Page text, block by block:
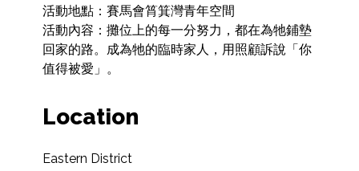
活動地點：賽馬會筲箕灣青年空間
活動內容：攤位上的每一分努力，都在為牠鋪墊
回家的路。成為牠的臨時家人，用照顧訴說「你
值得被愛」。
Location
Eastern District